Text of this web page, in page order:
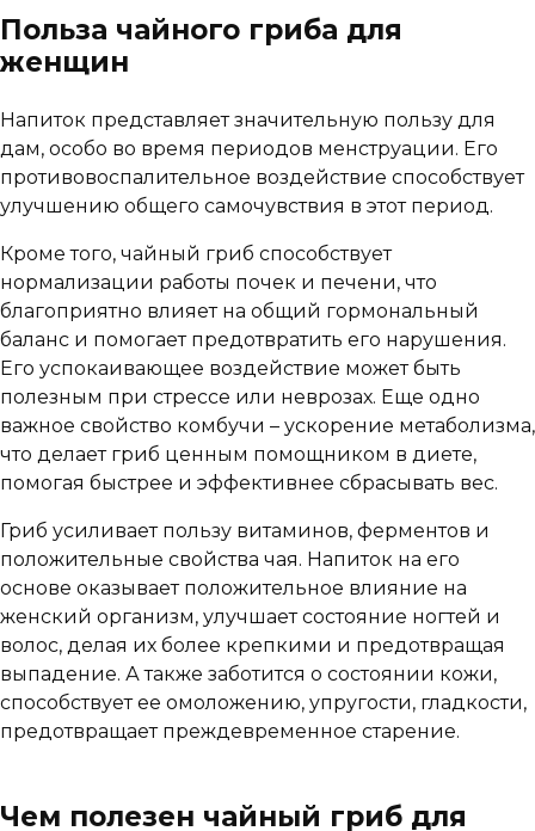
Польза чайного гриба для
женщин
Напиток представляет значительную пользу для
дам, особо во время периодов менструации. Его
противовоспалительное воздействие способствует
улучшению общего самочувствия в этот период.
Кроме того, чайный гриб способствует
нормализации работы почек и печени, что
благоприятно влияет на общий гормональный
баланс и помогает предотвратить его нарушения.
Его успокаивающее воздействие может быть
полезным при стрессе или неврозах. Еще одно
важное свойство комбучи – ускорение метаболизма,
что делает гриб ценным помощником в диете,
помогая быстрее и эффективнее сбрасывать вес.
Гриб усиливает пользу витаминов, ферментов и
положительные свойства чая. Напиток на его
основе оказывает положительное влияние на
женский организм, улучшает состояние ногтей и
волос, делая их более крепкими и предотвращая
выпадение. А также заботится о состоянии кожи,
способствует ее омоложению, упругости, гладкости,
предотвращает преждевременное старение.
Чем полезен чайный гриб для